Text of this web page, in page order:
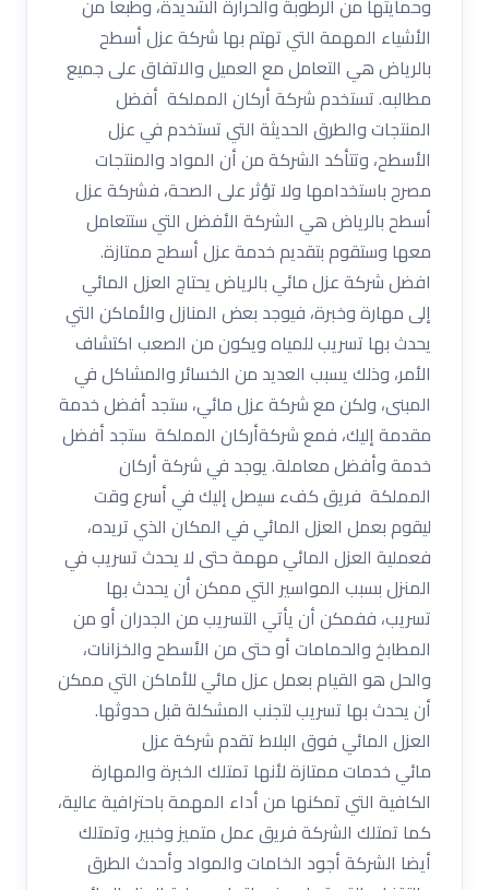
وحمايتها من الرطوبة والحرارة الشديدة، وطبعا من
الأشياء المهمة التي تهتم بها شركة عزل أسطح
بالرياض هي التعامل مع العميل والاتفاق على جميع
مطالبه. تستخدم شركة أركان المملكة أفضل
المنتجات والطرق الحديثة التي تستخدم في عزل
الأسطح، وتتأكد الشركة من أن المواد والمنتجات
مصرح باستخدامها ولا تؤثر على الصحة، فشركة عزل
أسطح بالرياض هي الشركة الأفضل التي ستتعامل
معها وستقوم بتقديم خدمة عزل أسطح ممتازة.
افضل شركة عزل مائي بالرياض يحتاج العزل المائي
إلى مهارة وخبرة، فيوجد بعض المنازل والأماكن التي
يحدث بها تسريب للمياه ويكون من الصعب اكتشاف
الأمر، وذلك يسبب العديد من الخسائر والمشاكل في
المبنى، ولكن مع شركة عزل مائي، ستجد أفضل خدمة
مقدمة إليك، فمع شركةأركان المملكة ستجد أفضل
خدمة وأفضل معاملة. يوجد في شركة أركان
المملكة فريق كفء سيصل إليك في أسرع وقت
ليقوم بعمل العزل المائي في المكان الذي تريده،
فعملية العزل المائي مهمة حتى لا يحدث تسريب في
المنزل بسبب المواسير التي ممكن أن يحدث بها
تسريب، ففمكن أن يأتي التسريب من الجدران أو من
المطابخ والحمامات أو حتى من الأسطح والخزانات،
والحل هو القيام بعمل عزل مائي للأماكن التي ممكن
أن يحدث بها تسريب لتجنب المشكلة قبل حدوثها.
العزل المائي فوق البلاط تقدم شركة عزل
مائي خدمات ممتازة لأنها تمتلك الخبرة والمهارة
الكافية التي تمكنها من أداء المهمة باحترافية عالية،
كما تمتلك الشركة فريق عمل متميز وخبير، وتمتلك
أيضا الشركة أجود الخامات والمواد وأحدث الطرق